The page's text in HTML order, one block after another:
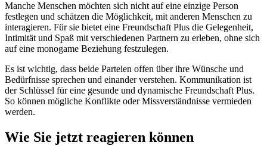
Manche Menschen möchten sich nicht auf eine einzige Person
festlegen und schätzen die Möglichkeit, mit anderen Menschen zu
interagieren. Für sie bietet eine Freundschaft Plus die Gelegenheit,
Intimität und Spaß mit verschiedenen Partnern zu erleben, ohne sich
auf eine monogame Beziehung festzulegen.
Es ist wichtig, dass beide Parteien offen über ihre Wünsche und
Bedürfnisse sprechen und einander verstehen. Kommunikation ist
der Schlüssel für eine gesunde und dynamische Freundschaft Plus.
So können mögliche Konflikte oder Missverständnisse vermieden
werden.
Wie Sie jetzt reagieren können